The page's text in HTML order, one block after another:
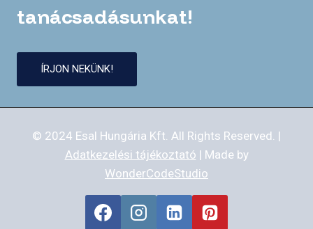
tanácsadásunkat!
ÍRJON NEKÜNK!
© 2024 Esal Hungária Kft. All Rights Reserved. |
Adatkezelési tájékoztató | Made by
WonderCodeStudio